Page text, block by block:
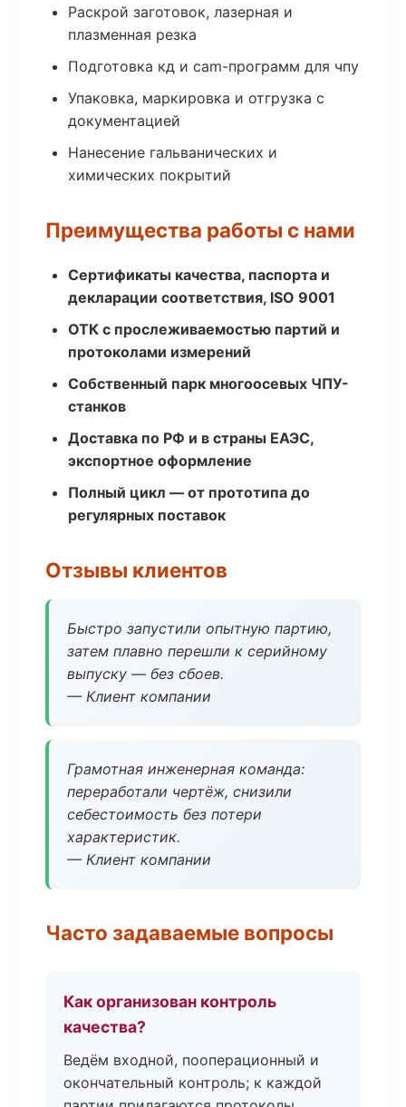
Раскрой заготовок, лазерная и
плазменная резка
Подготовка кд и cam-программ для чпу
Упаковка, маркировка и отгрузка с
документацией
Нанесение гальванических и
химических покрытий
Преимущества работы с нами
Сертификаты качества, паспорта и
декларации соответствия, ISO 9001
ОТК с прослеживаемостью партий и
протоколами измерений
Собственный парк многоосевых ЧПУ-
станков
Доставка по РФ и в страны ЕАЭС,
экспортное оформление
Полный цикл — от прототипа до
регулярных поставок
Отзывы клиентов
Быстро запустили опытную партию,
затем плавно перешли к серийному
выпуску — без сбоев.
— Клиент компании
Грамотная инженерная команда:
переработали чертёж, снизили
себестоимость без потери
характеристик.
— Клиент компании
Часто задаваемые вопросы
Как организован контроль
качества?
Ведём входной, пооперационный и
окончательный контроль; к каждой